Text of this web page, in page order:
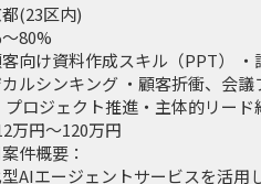
(23区内)
80%
向け資料作成スキル（PPT） ・
ルシンキング ・顧客折衝、会議
プロジェクト推進・主体的リード
万円～120万円
件概要：
AIエージェントサービスを活用